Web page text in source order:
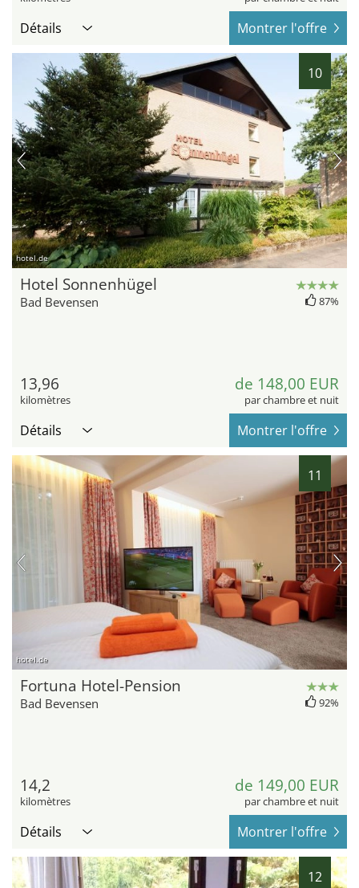
Détails Montrer l'offre
10
hotel.de
Hotel Sonnenhügel
Bad Bevensen 87%
13,96
kilomètres
de 148,00 EUR
par chambre et nuit
Détails Montrer l'offre
11
hotel.de
Fortuna Hotel-Pension
Bad Bevensen 92%
14,2
kilomètres
de 149,00 EUR
par chambre et nuit
Détails Montrer l'offre
12